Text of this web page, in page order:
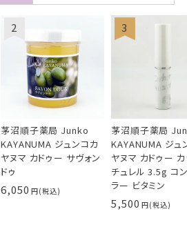
茅沼順子薬局 Junko
KAYANUMA ジュンコカ
ヤヌマ カドゥー サヴォン
ドゥ
6,050
茅沼順子薬局
KAYANUMA ジュ
ヤヌマ カドゥー
チュレル 3.5g コ
ラー ビタミン
5,500